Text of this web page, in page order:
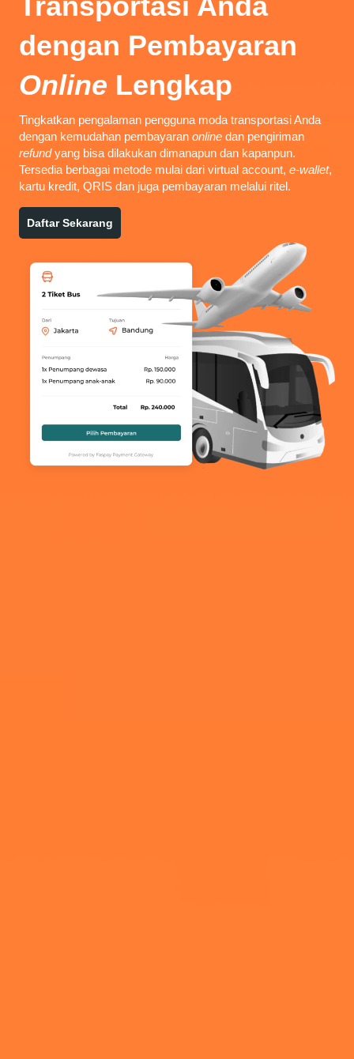
dengan Pembayaran
Online Lengkap
Tingkatkan pengalaman pengguna moda transportasi Anda
dengan kemudahan pembayaran online dan pengiriman
refundyang bisa dilakukan dimanapun dan kapanpun.
Tersedia berbagai metode mulai dari virtual account, e-wallet,
kartu kredit, QRIS dan juga pembayaran melalui ritel.
Daftar Sekarang